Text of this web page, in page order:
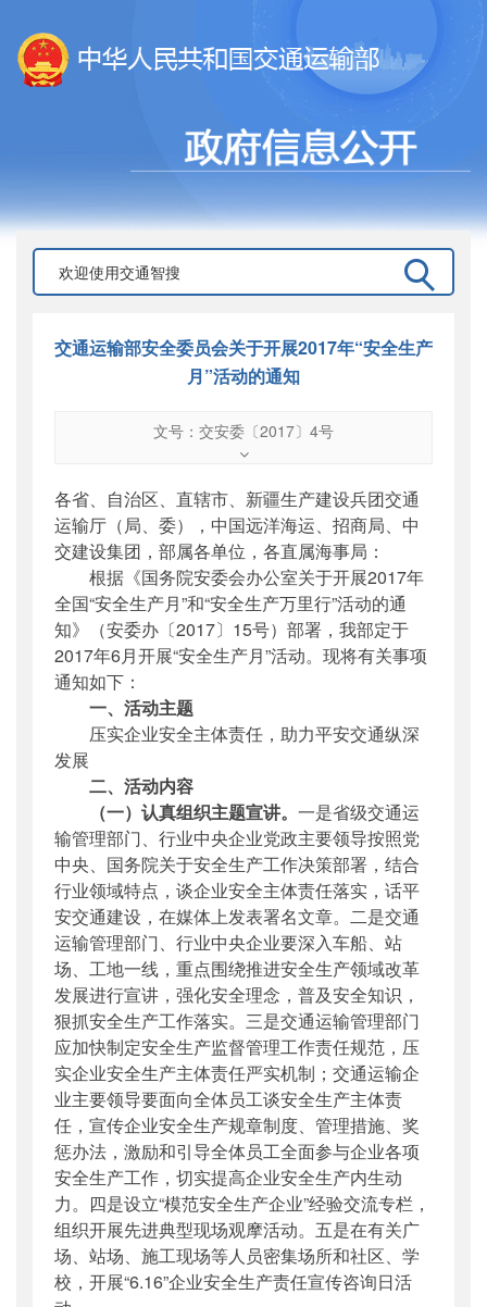
交通运输部安全委员会关于开展2017年“安全生产
月”活动的通知
文号：交安委〔2017〕4号
交安委〔2017〕4号
公开日期：2017年05月17日
主题词 ：
安全委员会;安全生产月
机构分类：安全与质量监督管理司
主题分类：安全质量
公文类型： 其他
各省、自治区、直辖市、新疆生产建设兵团交通
运输厅（局、委），中国远洋海运、招商局、中
交建设集团，部属各单位，各直属海事局：
根据《国务院安委会办公室关于开展2017年
全国“安全生产月”和“安全生产万里行”活动的通
知》（安委办〔2017〕15号）部署，我部定于
2017年6月开展“安全生产月”活动。现将有关事项
通知如下：
一、活动主题
压实企业安全主体责任，助力平安交通纵深
发展
二、活动内容
（一）认真组织主题宣讲。 一是省级交通运
输管理部门、行业中央企业党政主要领导按照党
中央、国务院关于安全生产工作决策部署，结合
行业领域特点，谈企业安全主体责任落实，话平
安交通建设，在媒体上发表署名文章。二是交通
运输管理部门、行业中央企业要深入车船、站
场、工地一线，重点围绕推进安全生产领域改革
发展进行宣讲，强化安全理念，普及安全知识，
狠抓安全生产工作落实。三是交通运输管理部门
应加快制定安全生产监督管理工作责任规范，压
实企业安全生产主体责任严实机制；交通运输企
业主要领导要面向全体员工谈安全生产主体责
任，宣传企业安全生产规章制度、管理措施、奖
惩办法，激励和引导全体员工全面参与企业各项
安全生产工作，切实提高企业安全生产内生动
力。四是设立“模范安全生产企业”经验交流专栏，
组织开展先进典型现场观摩活动。五是在有关广
场、站场、施工现场等人员密集场所和社区、学
校，开展“6.16”企业安全生产责任宣传咨询日活